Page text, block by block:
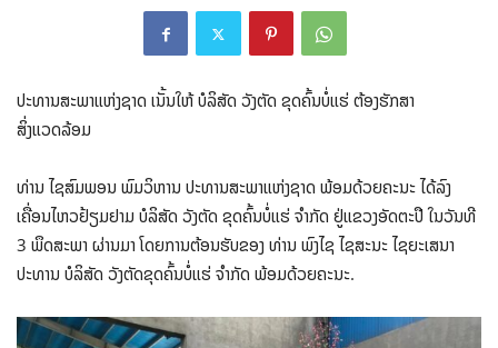
ປະທານສະພາແຫ່ງຊາດ ເນັ້ນໃຫ້ ບໍລິສັດ ວັງຕັດ ຂຸດຄົ້ນບໍ່ແຮ່ ຕ້ອງຮັກສາ
ສິ່ງແວດລ້ອມ
ທ່ານ ໄຊສົມພອນ ພົມວິຫານ ປະທານສະພາແຫ່ງຊາດ ພ້ອມດ້ວຍຄະນະ ໄດ້ລົງ
ເຄື່ອນໄຫວຢ້ຽມຢາມ ບໍລິສັດ ວັງຕັດ ຂຸດຄົ້ນບໍ່ແຮ່ ຈໍາກັດ ຢູ່ແຂວງອັດຕະປື ໃນ​ວັນ​ທີ
3 ພຶດ​ສະ​ພາ ຜ່ານ​ມາ ໂດຍການຕ້ອນຮັບຂອງ ທ່ານ ພົງໄຊ ໄຊສະນະ ໄຊຍະເສນາ
ປະທານ ບໍລິສັດ ວັງຕັດຂຸດຄົ້ນບໍ່ແຮ່ ຈໍາກັດ ພ້ອມດ້ວຍຄະນະ.